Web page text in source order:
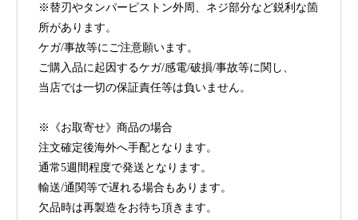
※替刃やタンパーピストン外周、ネジ部分など鋭利な箇
所があります。
ケガ/事故等にご注意願います。
ご購入品に起因するケガ/感電/破損/事故等に関し、
当店では一切の保証責任等は負いません。
※《お取寄せ》商品の場合
注文確定後海外へ手配となります。
通常5週間程度で発送となります。
輸送/通関等で遅れる場合もあります。
欠品時は再製造をお待ち頂きます。